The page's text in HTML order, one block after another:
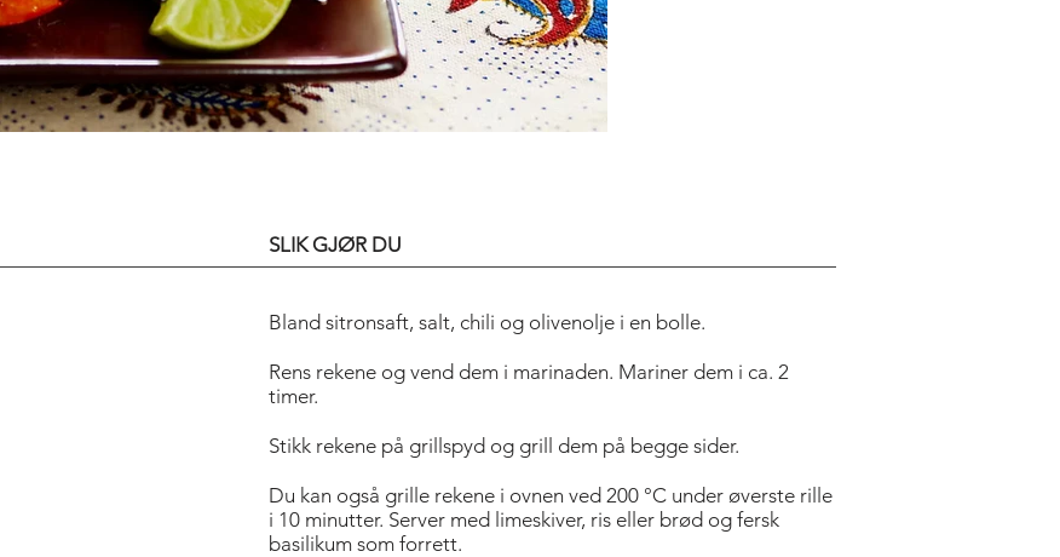
SLIK GJØR DU
Bland sitronsaft, salt, chili og olivenolje i en bolle.
Rens rekene og vend dem i marinaden. Mariner dem i ca. 2
timer.
Stikk rekene på grillspyd og grill dem på begge sider.
​Du kan også grille rekene i ovnen ved 200 °C under øverste rille
i 10 minutter. Server med limeskiver, ris eller brød og fersk
basilikum som forrett.